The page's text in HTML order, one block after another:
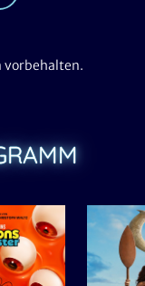
vorbehalten.